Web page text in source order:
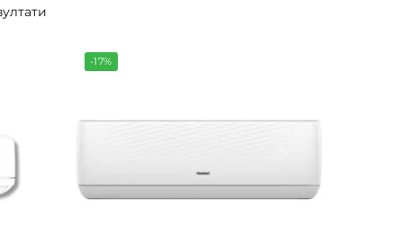
кои бараат квалитет по достапна
трендови. Со модерен дизајн и
-17%